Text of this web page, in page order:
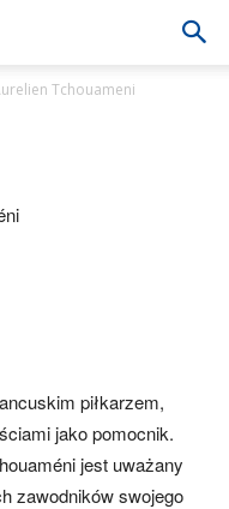
Tchouameni
piłkarzem,
jako pomocnik.
jest uważany
zawodników swojego